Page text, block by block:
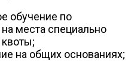
обучение по
места специально
на общих основаниях;